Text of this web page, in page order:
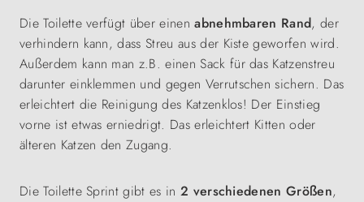
Die Toilette verfügt über einenabnehmbaren Rand, der
verhindern kann, dass Streu aus der Kiste geworfen wird.
Außerdem kann man z.B. einen Sack für das Katzenstreu
darunter einklemmen und gegen Verrutschen sichern. Das
erleichtert die Reinigung des Katzenklos! Der Einstieg
vorne ist etwas erniedrigt. Das erleichtert Kitten oder
älteren Katzen den Zugang.
Die Toilette Sprint gibt es in 2 verschiedenen Größen,